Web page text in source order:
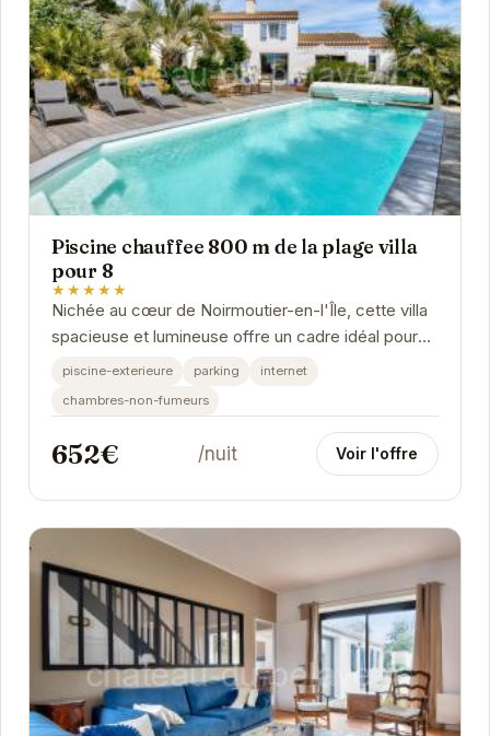
Piscine chauffee 800 m de la plage villa
pour 8
★★★★★
Nichée au cœur de Noirmoutier-en-l'Île, cette villa
spacieuse et lumineuse offre un cadre idéal pour
des vacances en famille ou entre amis. Avec...
piscine-exterieure parking
internet
chambres-non-fumeurs
652€ /nuit Voir l'offre